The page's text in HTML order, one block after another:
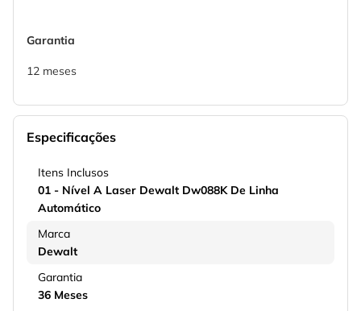
Garantia
12 meses
Especificações
Itens Inclusos
01 - Nível A Laser Dewalt Dw088K De Linha
Automático
Marca
Dewalt
Garantia
36 Meses